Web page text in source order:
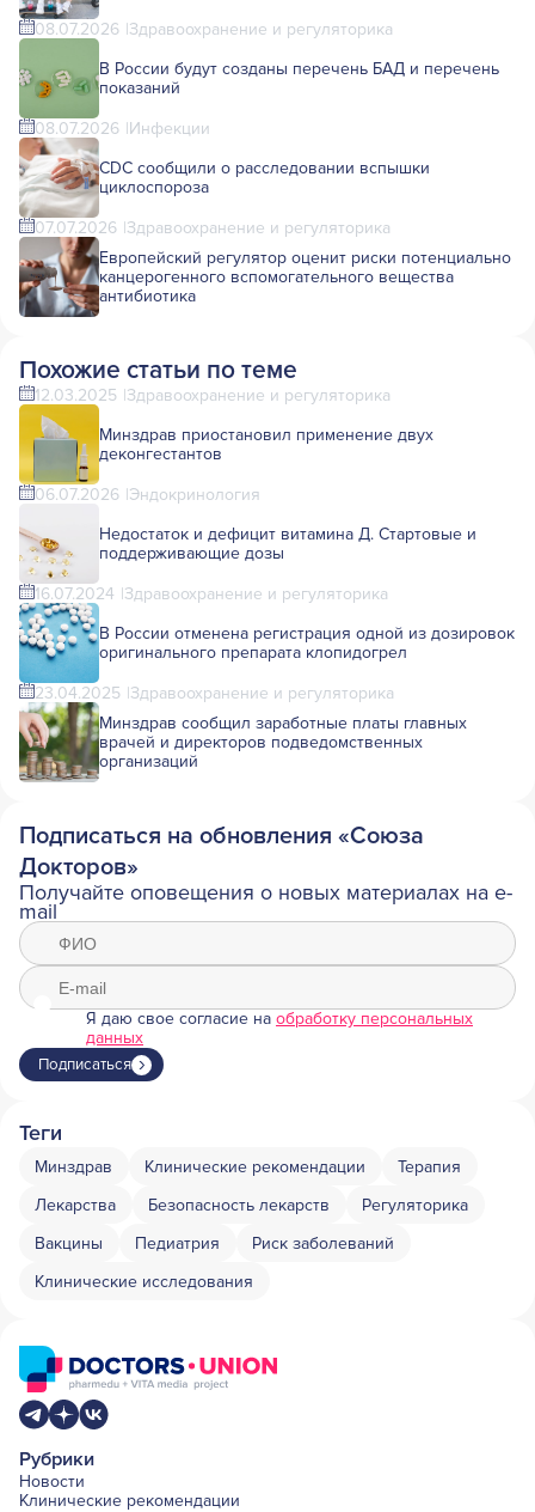
08.07.2026 Здравоохранение и регуляторика
В России будут созданы перечень БАД и перечень
показаний
08.07.2026 Инфекции
CDC сообщили о расследовании вспышки
циклоспороза
07.07.2026 Здравоохранение и регуляторика
Европейский регулятор оценит риски потенциально
канцерогенного вспомогательного вещества
антибиотика
Похожие статьи по теме
12.03.2025 Здравоохранение и регуляторика
Минздрав приостановил применение двух
деконгестантов
06.07.2026 Эндокринология
Недостаток и дефицит витамина Д. Стартовые и
поддерживающие дозы
16.07.2024 Здравоохранение и регуляторика
В России отменена регистрация одной из дозировок
оригинального препарата клопидогрел
23.04.2025 Здравоохранение и регуляторика
Минздрав сообщил заработные платы главных
врачей и директоров подведомственных
организаций
Подписаться на обновления «Союза
Докторов»
Получайте оповещения о новых материалах на e-
mail
Я даю свое согласие на обработку персональных
данных
Подписаться
Теги
Минздрав Клинические рекомендации
Терапия
Лекарства
Безопасность лекарств
Регуляторика
Вакцины
Педиатрия
Риск заболеваний
Клинические исследования
Рубрики
Новости
Клинические рекомендации